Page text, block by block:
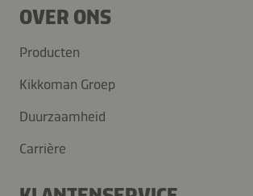
OVER ONS
Producten
Kikkoman Groep
Duurzaamheid
Carrière